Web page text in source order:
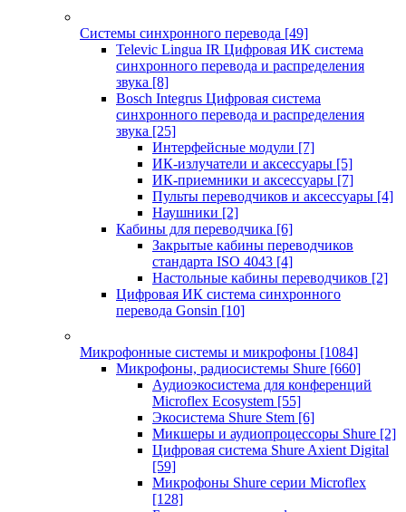
Системы синхронного перевода [49]
Televic Lingua IR Цифровая ИК система
синхронного перевода и распределения
звука [8]
Bosch Integrus Цифровая система
синхронного перевода и распределения
звука [25]
Интерфейсные модули [7]
ИК-излучатели и аксессуары [5]
ИК-приемники и аксессуары [7]
Пульты переводчиков и аксессуары [4]
Наушники [2]
Кабины для переводчика [6]
Закрытые кабины переводчиков
стандарта ISO 4043 [4]
Настольные кабины переводчиков [2]
Цифровая ИК система синхронного
перевода Gonsin [10]
Микрофонные системы и микрофоны [1084]
Микрофоны, радиосистемы Shure [660]
Аудиоэкосистема для конференций
Microflex Ecosystem [55]
Экосистема Shure Stem [6]
Микшеры и аудиопроцессоры Shure [2]
Цифровая система Shure Axient Digital
[59]
Микрофоны Shure серии Microflex
[128]